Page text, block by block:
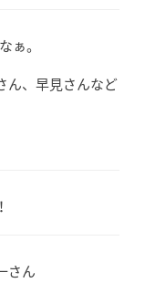
ぁ。
ん、早見さんなど
さん